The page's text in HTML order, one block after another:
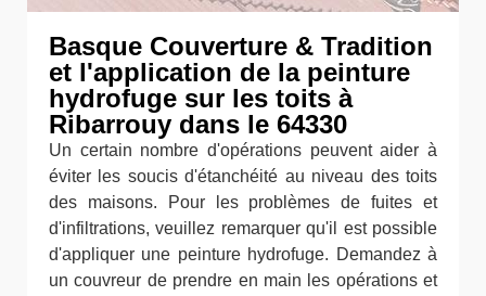
Basque Couverture & Tradition
et l'application de la peinture
hydrofuge sur les toits à
Ribarrouy dans le 64330
Un certain nombre d'opérations peuvent aider à
éviter les soucis d'étanchéité au niveau des toits
des maisons. Pour les problèmes de fuites et
d'infiltrations, veuillez remarquer qu'il est possible
d'appliquer une peinture hydrofuge. Demandez à
un couvreur de prendre en main les opérations et